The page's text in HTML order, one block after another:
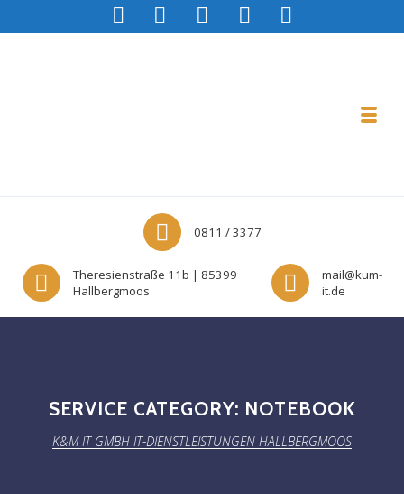
0811 / 3377
Theresienstraße 11b | 85399
Hallbergmoos
mail@kum-
it.de
SERVICE CATEGORY: NOTEBOOK
K&M IT GMBH IT-DIENSTLEISTUNGEN HALLBERGMOOS